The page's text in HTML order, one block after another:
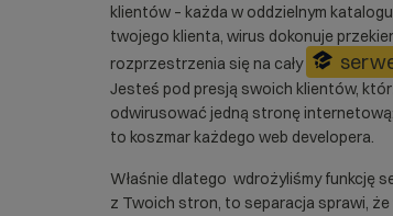
klientów – każda w oddzielnym
twojego klienta, wirus dokonuje
rozprzestrzenia się na cały
Jesteś pod presją swoich klientów,
odwirusować jedną stronę
to koszmar każdego web developera.
Właśnie dlatego wdrożyliśmy funkcję
z Twoich stron, to separacja sprawi,